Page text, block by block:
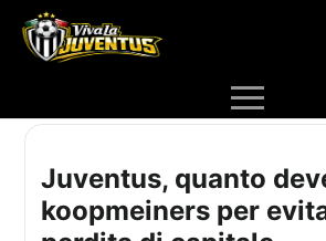
Juventus, quanto
koopmeiners per